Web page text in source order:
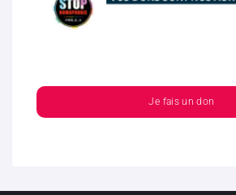
Je fais un don